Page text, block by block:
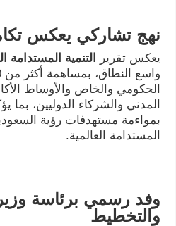
نهج تشاركي يعكس
يعكس تقرير التنمية المستدامة
الحكومي والخاص والأوساط
المدني والشركاء الدوليين، بما
المستدامة العالمية.
وفد رسمي برئاسة وزير
والتخطيط